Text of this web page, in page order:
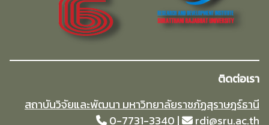
ติดต่อเรา
สถาบันวิจัยและพัฒนา มหาวิทยาลัยราชภัฏสุราษฎร์ธานี
0-7731-3340 |
rdi@sru.ac.th